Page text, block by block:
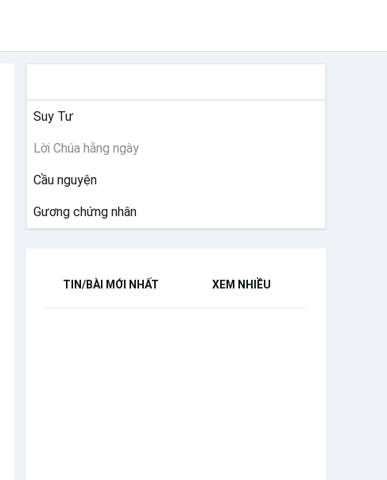
Suy Tư
Lời Chúa hằng ngày
Cầu nguyện
Gương chứng nhân
TIN/BÀI MỚI NHẤT XEM NHIỀU